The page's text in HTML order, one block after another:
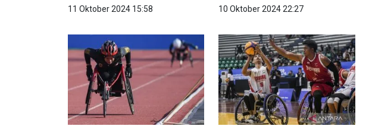
11 Oktober 2024 15:58 10 Oktober 2024 22:27